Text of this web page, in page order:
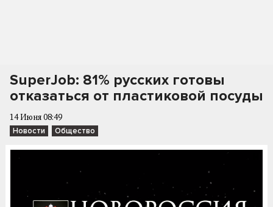
SuperJob: 81% русских готовы
отказаться от пластиковой посуды
14 Июня 08:49
Новости Общество